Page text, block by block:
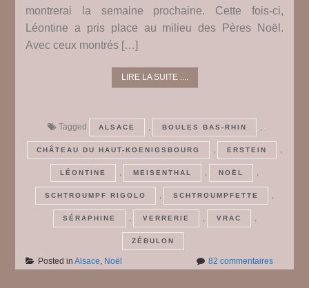
montrerai la semaine prochaine. Cette fois-ci,
Léontine a pris place au milieu des Pères Noël.
Avec ceux montrés […]
LIRE LA SUITE ....
Tagged ALSACE , BOULES BAS-RHIN ,
CHÂTEAU DU HAUT-KOENIGSBOURG , ERSTEIN ,
LÉONTINE , MEISENTHAL , NOËL ,
SCHTROUMPF RIGOLO , SCHTROUMPFETTE ,
SÉRAPHINE , VERRERIE , VRAC ,
ZÉBULON
Posted inAlsace, Noël 82 commentairessur